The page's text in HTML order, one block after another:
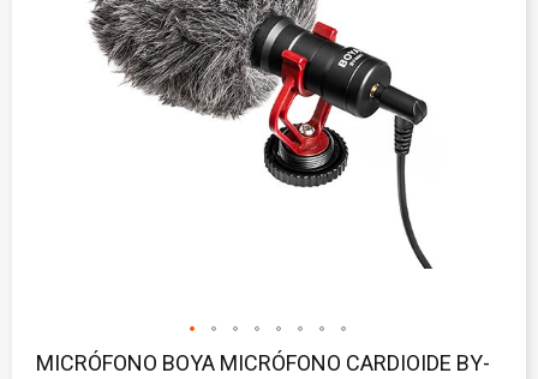
Saltar
MICRÓFONO BOYA MICRÓFONO CARDIOIDE BY-